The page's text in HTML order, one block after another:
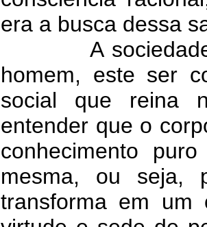
era a busca dessa
A sociedade
homem, este ser
social que reina
entender que o
conhecimento
mesma, ou seja,
transforma em um